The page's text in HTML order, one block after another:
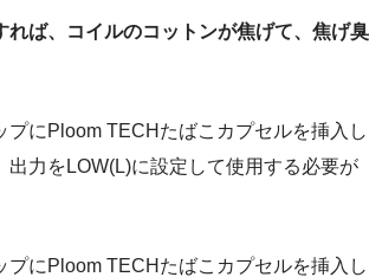
れば、コイルのコットンが焦げて、焦げ臭
プにPloom TECHたばこカプセルを挿入し
出力をLOW(L)に設定して使用する必要が
プにPloom TECHたばこカプセルを挿入し